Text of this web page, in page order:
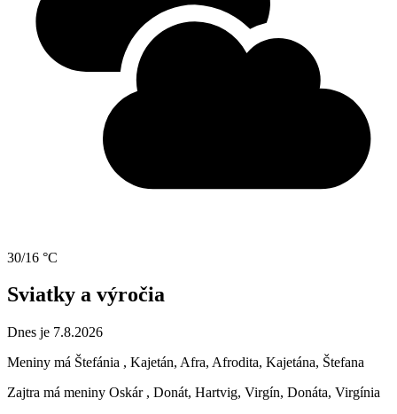
30/16 °C
Sviatky a výročia
Dnes je 7.8.2026
Meniny má Štefánia , Kajetán, Afra, Afrodita, Kajetána, Štefana
Zajtra má meniny Oskár , Donát, Hartvig, Virgín, Donáta, Virgínia